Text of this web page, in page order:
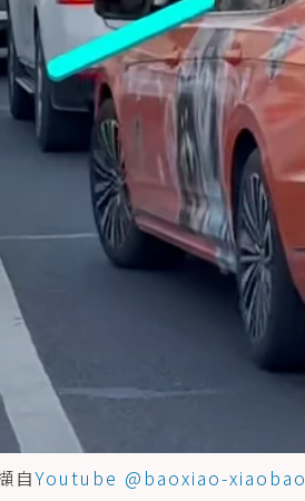
自Youtube @baoxiao-xiaobao